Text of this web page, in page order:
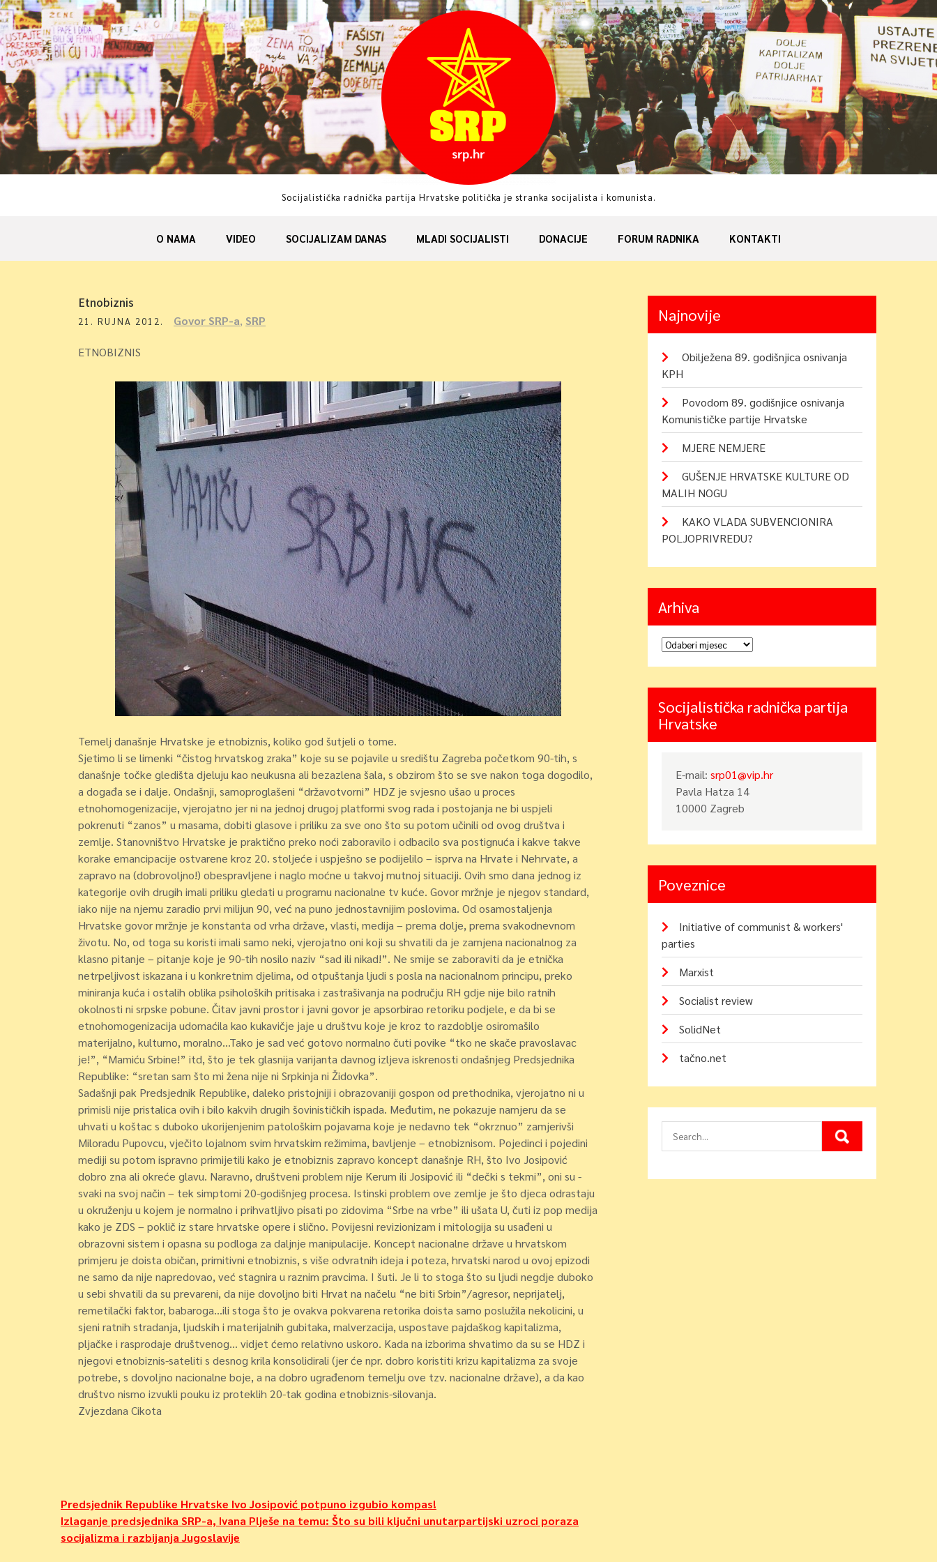
Skip
to
content
Socijalistička radnička partija Hrvatske politička je stranka socijalista i komunista.
O NAMA VIDEO SOCIJALIZAM DANAS MLADI SOCIJALISTI DONACIJE FORUM RADNIKA KONTAKTI
Etnobiznis
21. RUJNA 2012. Govor SRP-a, SRP
ETNOBIZNIS
Temelj današnje Hrvatske je etnobiznis, koliko god šutjeli o tome.
Sjetimo li se limenki “čistog hrvatskog zraka” koje su se pojavile u središtu Zagreba početkom 90-tih, s
današnje točke gledišta djeluju kao neukusna ali bezazlena šala, s obzirom što se sve nakon toga dogodilo,
a događa se i dalje. Ondašnji, samoproglašeni “državotvorni” HDZ je svjesno ušao u proces
etnohomogenizacije, vjerojatno jer ni na jednoj drugoj platformi svog rada i postojanja ne bi uspjeli
pokrenuti “zanos” u masama, dobiti glasove i priliku za sve ono što su potom učinili od ovog društva i
zemlje. Stanovništvo Hrvatske je praktično preko noći zaboravilo i odbacilo sva postignuća i kakve takve
korake emancipacije ostvarene kroz 20. stoljeće i uspješno se podijelilo – isprva na Hrvate i Nehrvate, a
zapravo na (dobrovoljno!) obespravljene i naglo moćne u takvoj mutnoj situaciji. Ovih smo dana jednog iz
kategorije ovih drugih imali priliku gledati u programu nacionalne tv kuće. Govor mržnje je njegov standard,
iako nije na njemu zaradio prvi milijun 90, već na puno jednostavnijim poslovima. Od osamostaljenja
Hrvatske govor mržnje je konstanta od vrha države, vlasti, medija – prema dolje, prema svakodnevnom
životu. No, od toga su koristi imali samo neki, vjerojatno oni koji su shvatili da je zamjena nacionalnog za
klasno pitanje – pitanje koje je 90-tih nosilo naziv “sad ili nikad!”. Ne smije se zaboraviti da je etnička
netrpeljivost iskazana i u konkretnim djelima, od otpuštanja ljudi s posla na nacionalnom principu, preko
miniranja kuća i ostalih oblika psiholoških pritisaka i zastrašivanja na području RH gdje nije bilo ratnih
okolnosti ni srpske pobune. Čitav javni prostor i javni govor je apsorbirao retoriku podjele, e da bi se
etnohomogenizacija udomaćila kao kukavičje jaje u društvu koje je kroz to razdoblje osiromašilo
materijalno, kulturno, moralno…Tako je sad već gotovo normalno čuti povike “tko ne skače pravoslavac
je!”, “Mamiću Srbine!” itd, što je tek glasnija varijanta davnog izljeva iskrenosti ondašnjeg Predsjednika
Republike: “sretan sam što mi žena nije ni Srpkinja ni Židovka”.
Sadašnji pak Predsjednik Republike, daleko pristojniji i obrazovaniji gospon od prethodnika, vjerojatno ni u
primisli nije pristalica ovih i bilo kakvih drugih šovinističkih ispada. Međutim, ne pokazuje namjeru da se
uhvati u koštac s duboko ukorijenjenim patološkim pojavama koje je nedavno tek “okrznuo” zamjerivši
Miloradu Pupovcu, vječito lojalnom svim hrvatskim režimima, bavljenje – etnobiznisom. Pojedinci i pojedini
mediji su potom ispravno primijetili kako je etnobiznis zapravo koncept današnje RH, što Ivo Josipović
dobro zna ali okreće glavu. Naravno, društveni problem nije Kerum ili Josipović ili “dečki s tekmi”, oni su -
svaki na svoj način – tek simptomi 20-godišnjeg procesa. Istinski problem ove zemlje je što djeca odrastaju
u okruženju u kojem je normalno i prihvatljivo pisati po zidovima “Srbe na vrbe” ili ušata U, čuti iz pop medija
kako je ZDS – poklič iz stare hrvatske opere i slično. Povijesni revizionizam i mitologija su usađeni u
obrazovni sistem i opasna su podloga za daljnje manipulacije. Koncept nacionalne države u hrvatskom
primjeru je doista običan, primitivni etnobiznis, s više odvratnih ideja i poteza, hrvatski narod u ovoj epizodi
ne samo da nije napredovao, već stagnira u raznim pravcima. I šuti. Je li to stoga što su ljudi negdje duboko
u sebi shvatili da su prevareni, da nije dovoljno biti Hrvat na načelu “ne biti Srbin”/agresor, neprijatelj,
remetilački faktor, babaroga…ili stoga što je ovakva pokvarena retorika doista samo poslužila nekolicini, u
sjeni ratnih stradanja, ljudskih i materijalnih gubitaka, malverzacija, uspostave pajdaškog kapitalizma,
pljačke i rasprodaje društvenog… vidjet ćemo relativno uskoro. Kada na izborima shvatimo da su se HDZ i
njegovi etnobiznis-sateliti s desnog krila konsolidirali (jer će npr. dobro koristiti krizu kapitalizma za svoje
potrebe, s dovoljno nacionalne boje, a na dobro ugrađenom temelju ove tzv. nacionalne države), a da kao
društvo nismo izvukli pouku iz proteklih 20-tak godina etnobiznis-silovanja.
Zvjezdana Cikota
Navigacija
objava
Predsjednik Republike Hrvatske Ivo Josipović potpuno izgubio kompas!
Izlaganje predsjednika SRP-a, Ivana Plješe na temu: Što su bili ključni unutarpartijski uzroci poraza
socijalizma i razbijanja Jugoslavije
Najnovije
Obilježena 89. godišnjica osnivanja
KPH
Povodom 89. godišnjice osnivanja
Komunističke partije Hrvatske
MJERE NEMJERE
GUŠENJE HRVATSKE KULTURE OD
MALIH NOGU
KAKO VLADA SUBVENCIONIRA
POLJOPRIVREDU?
Arhiva
Arhiva
Socijalistička radnička partija
Hrvatske
E-mail:srp01@vip.hr
Pavla Hatza 14
10000 Zagreb
Poveznice
Initiative of communist & workers'
parties
Marxist
Socialist review
SolidNet
tačno.net